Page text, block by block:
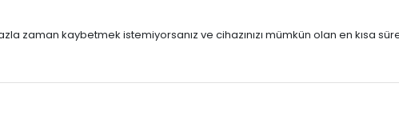
zaman kaybetmek istemiyorsanız ve cihazınızı mümkün olan en kısa